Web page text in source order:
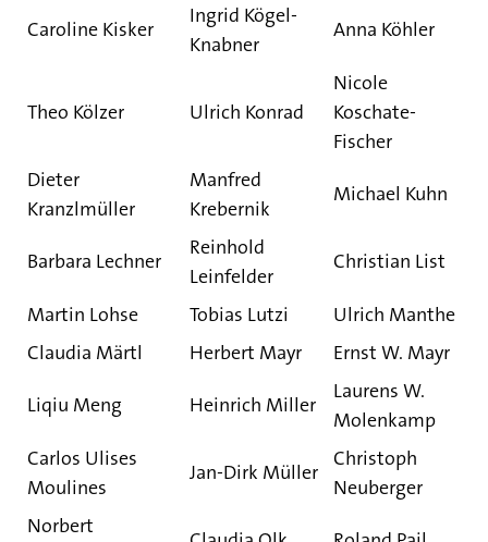
Caroline Kisker
Ingrid Kögel-
Knabner
Anna Köhler
Theo Kölzer Ulrich Konrad
Nicole
Koschate-
Fischer
Dieter
Kranzlmüller
Manfred
Krebernik
Michael Kuhn
Barbara Lechner
Reinhold
Leinfelder
Christian List
Martin Lohse Tobias Lutzi
Ulrich Manthe
Claudia Märtl
Herbert Mayr
Ernst W. Mayr
Liqiu Meng
Heinrich Miller
Laurens W.
Molenkamp
Carlos Ulises
Moulines
Jan-Dirk Müller
Christoph
Neuberger
Norbert